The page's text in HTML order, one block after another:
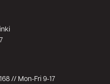
// Mon-Fri 9-17